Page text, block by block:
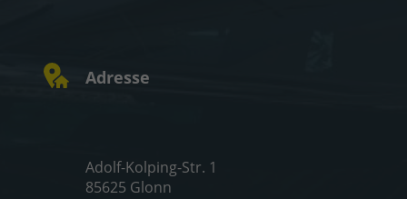
Adresse
Adolf-Kolping-Str. 1
85625 Glonn